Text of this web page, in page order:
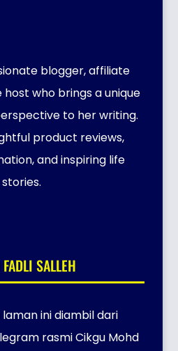
blogger, affiliate
who brings a unique
to her writing.
product reviews,
and inspiring life
stories.
SALLEH
laman ini diambil dari
rasmi Cikgu Mohd